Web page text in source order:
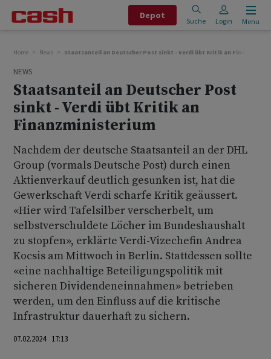
Depot
Suche Login Menu
Home News Staatsanteil an Deutscher Post sinkt - Verdi übt Kritik an
NEWS
Staatsanteil an Deutscher Post
sinkt - Verdi übt Kritik an
Finanzministerium
Nachdem der deutsche Staatsanteil an der DHL
Group (vormals Deutsche Post) durch einen
Aktienverkauf deutlich gesunken ist, hat die
Gewerkschaft Verdi scharfe Kritik geäussert.
«Hier wird Tafelsilber verscherbelt, um
selbstverschuldete Löcher im Bundeshaushalt
zu stopfen», erklärte Verdi-Vizechefin Andrea
Kocsis am Mittwoch in Berlin. Stattdessen sollte
«eine nachhaltige Beteiligungspolitik mit
sicheren Dividendeneinnahmen» betrieben
werden, um den Einfluss auf die kritische
Infrastruktur dauerhaft zu sichern.
07.02.2024 17:13